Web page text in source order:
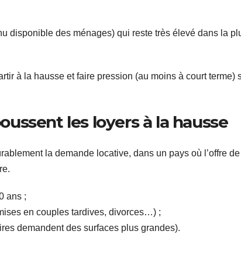
disponible des ménages) qui reste très élevé dans la
à la hausse et faire pression (au moins à court terme)
les loyers à la hausse
la demande locative, dans un pays où l’offre
ans ;
en couples tardives, divorces…) ;
demandent des surfaces plus grandes).